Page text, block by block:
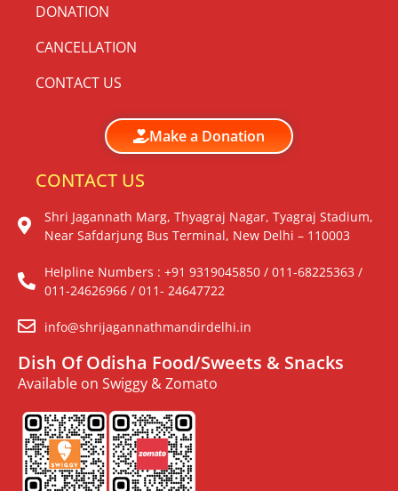
DONATION
CANCELLATION
CONTACT US
Make a Donation
CONTACT US
Shri Jagannath Marg, Thyagraj Nagar, Tyagraj Stadium,
Near Safdarjung Bus Terminal, New Delhi – 110003
Helpline Numbers : +91 9319045850 / 011-68225363 /
011-24626966 / 011- 24647722
info@shrijagannathmandirdelhi.in
Dish Of Odisha Food/Sweets & Snacks
Available on Swiggy & Zomato